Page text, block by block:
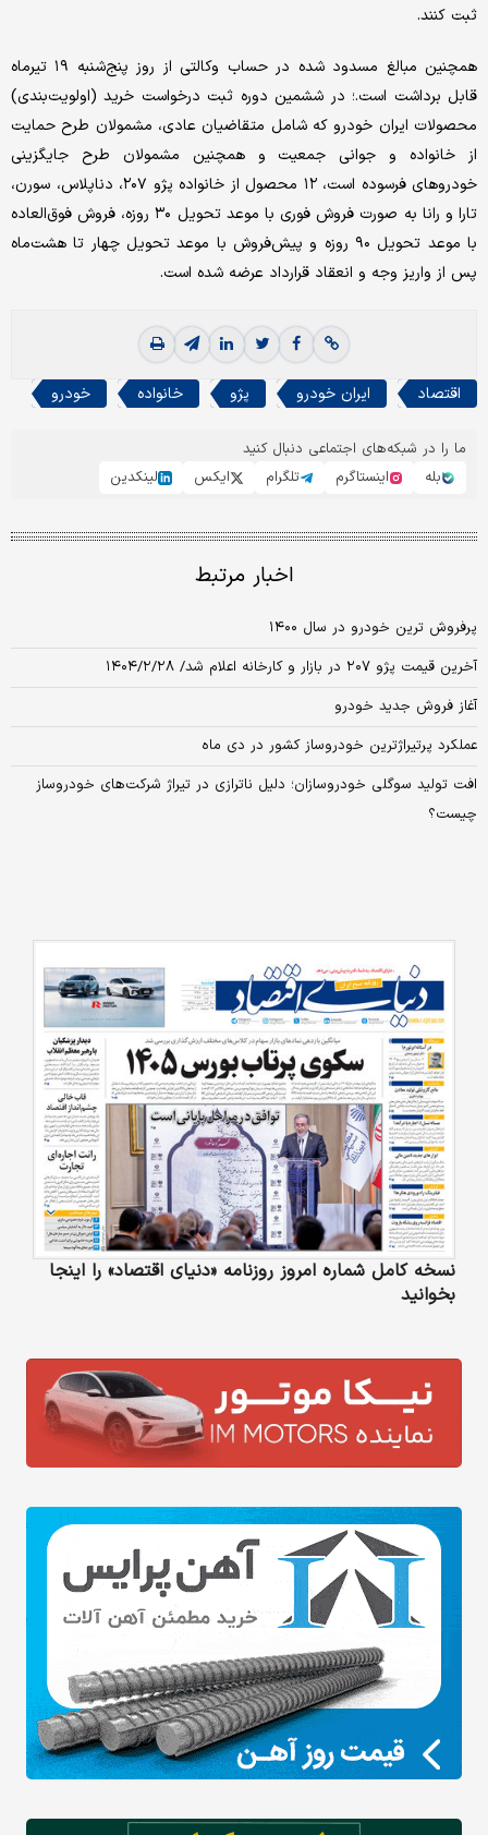
ثبت کنند.
همچنین مبالغ مسدود شده در حساب وکالتی از روز پنج‌‌‌شنبه ۱۹ تیرماه
قابل برداشت است.؛ در ششمین دوره ثبت درخواست خرید (اولویت‌بندی)
محصولات ایران خودرو که شامل متقاضیان عادی، مشمولان طرح حمایت
از خانواده و جوانی جمعیت و همچنین مشمولان طرح جایگزینی
خودرو‌‌‌های فرسوده است، ۱۲ محصول از خانواده پژو ۲۰۷، دناپلاس، سورن،
تارا و رانا به صورت فروش فوری با موعد تحویل ۳۰ روزه، فروش فوق‌‌‌العاده
با موعد تحویل ۹۰ روزه و پیش‌‌‌فروش با موعد تحویل چهار تا هشت‌‌‌ماه
پس از واریز وجه و انعقاد قرارداد عرضه شده است.
اقتصاد ایران خودرو پژو خانواده خودرو
ما را در شبکه‌های اجتماعی دنبال کنید
بله
اینستاگرم تلگرام ایکس لینکدین
اخبار مرتبط
پرفروش ترین خودرو در سال ۱۴۰۰
آخرین قیمت پژو ۲۰۷ در بازار و کارخانه اعلام شد/ ۱۴۰۴/۲/۲۸
آغاز فروش جدید خودرو
عملکرد پرتیراژترین خودروساز کشور در دی ماه
افت تولید سوگلی خودروسازان؛ دلیل ناترازی در تیراژ شرکت‌های خودروساز
چیست؟
نسخه کامل شماره امروز روزنامه «دنیای‌ اقتصاد» را اینجا
بخوانید